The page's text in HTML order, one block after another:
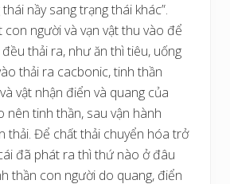
nầy sang trạng thái khác”.
con người và vạn vật thu vào để
thải ra, như ăn thì tiêu, uống
thải ra cacbonic, tinh thần
vật nhận điển và quang của
nên tinh thần, sau vận hành
thải. Để chất thải chuyển hóa trở
đã phát ra thì thứ nào ở đâu
thần con người do quang, điển